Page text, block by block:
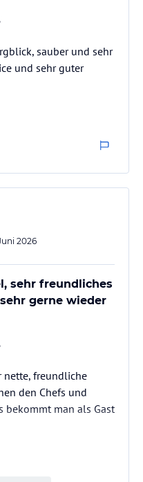
sauber und sehr
und sehr guter
2026
sehr freundliches
gerne wieder
nette, freundliche
den Chefs und
bekommt man als Gast